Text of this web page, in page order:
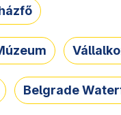
Belgrade